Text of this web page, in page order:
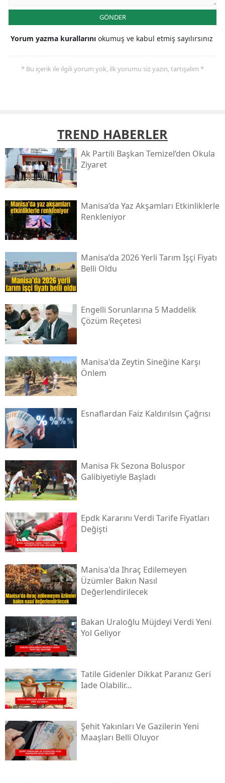
GÖNDER
Yorum yazma kurallarını okumuş ve kabul etmiş sayılırsınız
* Bu içerik ile ilgili yorum yok, ilk yorumu siz yazın, tartışalım *
TREND HABERLER
Ak Partili Başkan Temizel’den Okula
Ziyaret
Manisa’da Yaz Akşamları Etkinliklerle
Renkleniyor
Manisa’da 2026 Yerli Tarım Işçi Fiyatı
Belli Oldu
Engelli Sorunlarına 5 Maddelik
Çözüm Reçetesi
Manisa'da Zeytin Sineğine Karşı
Önlem
Esnaflardan Faiz Kaldırılsın Çağrısı
Manisa Fk Sezona Boluspor
Galibiyetiyle Başladı
Epdk Kararını Verdi Tarife Fiyatları
Değişti
Manisa'da Ihraç Edilemeyen
Üzümler Bakın Nasıl
Değerlendirilecek
Bakan Uraloğlu Müjdeyi Verdi Yeni
Yol Geliyor
Tatile Gidenler Dikkat Paranız Geri
Iade Olabilir...
Şehit Yakınları Ve Gazilerin Yeni
Maaşları Belli Oluyor